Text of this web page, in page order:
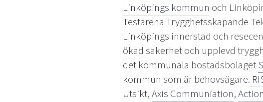
Linköpings kommun och
Testarena Trygghetsskapande
Linköpings innerstad och
ökad säkerhet och upplevd
det kommunala bostadsbolaget
kommun som är behovsägare.
Utsikt,Axis Communiation,